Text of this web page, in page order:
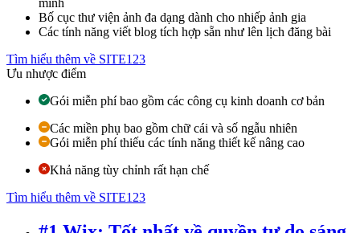
mình
Bố cục thư viện ảnh đa dạng dành cho nhiếp ảnh gia
Các tính năng viết blog tích hợp sẵn như lên lịch đăng bài
Tìm hiểu thêm về SITE123
Ưu nhược điểm
Gói miễn phí bao gồm các công cụ kinh doanh cơ bản
Các miền phụ bao gồm chữ cái và số ngẫu nhiên
Gói miễn phí thiếu các tính năng thiết kế nâng cao
Khả năng tùy chỉnh rất hạn chế
Tìm hiểu thêm về SITE123